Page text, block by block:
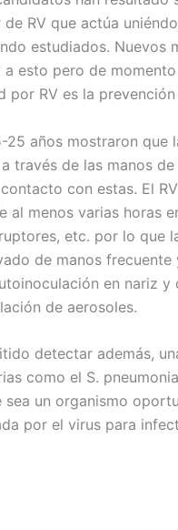
RV que actúa
estudiados. Nuevos
esto pero de
por RV es la
25 años mostraron que
través de las manos
con estas. El
al menos varias horas
etc. por lo que
de manos
en nariz y
de aerosoles.
detectar además,
como el S.
un organismo
por el virus para